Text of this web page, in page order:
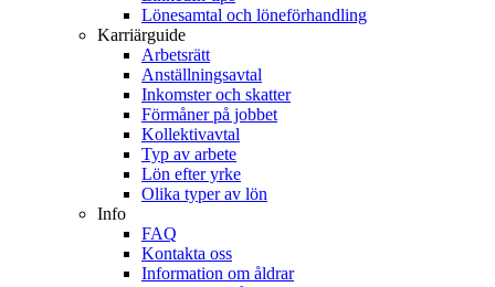
Lönesamtal och löneförhandling
Karriärguide
Arbetsrätt
Anställningsavtal
Inkomster och skatter
Förmåner på jobbet
Kollektivavtal
Typ av arbete
Lön efter yrke
Olika typer av lön
Info
FAQ
Kontakta oss
Information om åldrar